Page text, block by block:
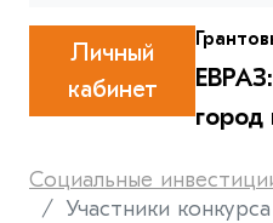
Личный
кабинет
город
Социальные
Участники конкурса